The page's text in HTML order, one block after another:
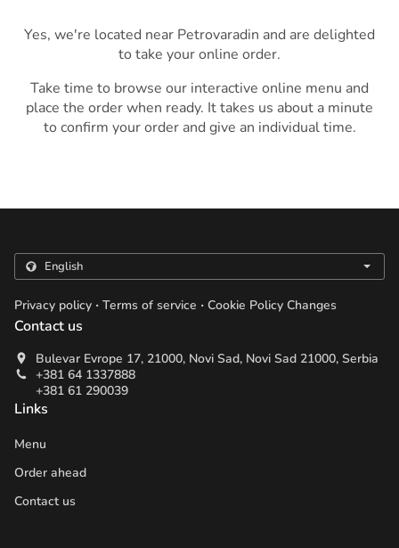
Yes, we're located near Petrovaradin and are delighted
to take your online order.
Take time to browse our interactive online menu and
place the order when ready. It takes us about a minute
to confirm your order and give an individual time.
Privacy policy . Terms of service . Cookie Policy Changes
Contact us
Bulevar Evrope 17, 21000, Novi Sad, Novi Sad 21000, Serbia
+381 64 1337888
+381 61 290039
Links
Menu
Order ahead
Contact us